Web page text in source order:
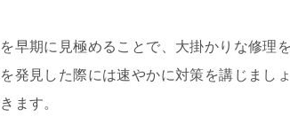
早期に見極めることで、大掛かりな修理
発見した際には速やかに対策を講じまし
ます。